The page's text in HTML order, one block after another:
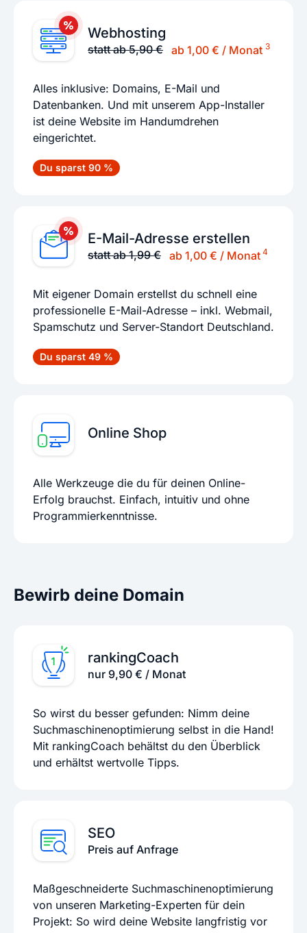
Webhosting
statt ab 5,90 € ab 1,00 € / Monat 3
Alles inklusive: Domains, E-Mail und
Datenbanken. Und mit unserem App-Installer
ist deine Website im Handumdrehen
eingerichtet.
Du sparst 90 %
E-Mail-Adresse erstellen
statt ab 1,99 € ab 1,00 € / Monat4
Mit eigener Domain erstellst du schnell eine
professionelle E-Mail-Adresse – inkl. Webmail,
Spamschutz und Server-Standort Deutschland.
Du sparst 49 %
Online Shop
Alle Werkzeuge die du für deinen Online-
Erfolg brauchst. Einfach, intuitiv und ohne
Programmierkenntnisse.
Bewirb deine Domain
rankingCoach
nur 9,90 € / Monat
So wirst du besser gefunden: Nimm deine
Suchmaschinenoptimierung selbst in die Hand!
Mit rankingCoach behältst du den Überblick
und erhältst wertvolle Tipps.
SEO
Preis auf Anfrage
Maßgeschneiderte Suchmaschinenoptimierung
von unseren Marketing-Experten für dein
Projekt: So wird deine Website langfristig vor